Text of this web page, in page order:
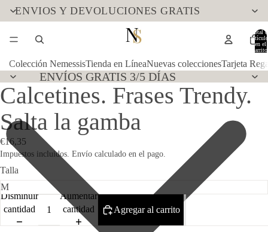
ENVIOS Y DEVOLUCIONES GRATIS
Total
en el
Colección NemessisTienda en LíneaNuevas coleccionesTarjeta
ENVÍOS GRATIS 3/5 DÍAS
Calcetines. Frases Trendy.
Salta la gamba
€16,35
Impuestos incluidos. Envío calculado en el pago.
Talla
Disminuir
cantidad
Aumentar
cantidad
Agregar al carrito